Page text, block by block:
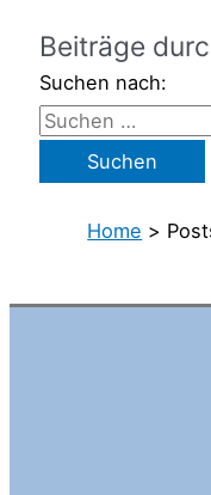
Beiträge
Suchen nach:
Home >